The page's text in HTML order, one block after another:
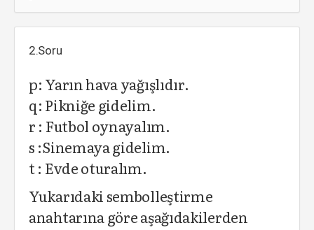
2.Soru
p: Yarın hava yağışlıdır.
q: Pikniğe gidelim.
r : Futbol oynayalım.
s :Sinemaya gidelim.
t : Evde oturalım.
Yukarıdaki sembolleştirme
anahtarına göre aşağıdakilerden